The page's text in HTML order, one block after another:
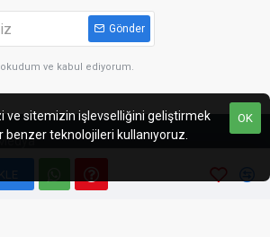
Gönder
ve kabul ediyorum.
OK
ve sitemizin işlevselliğini geliştirmek
teknolojileri kullanıyoruz.